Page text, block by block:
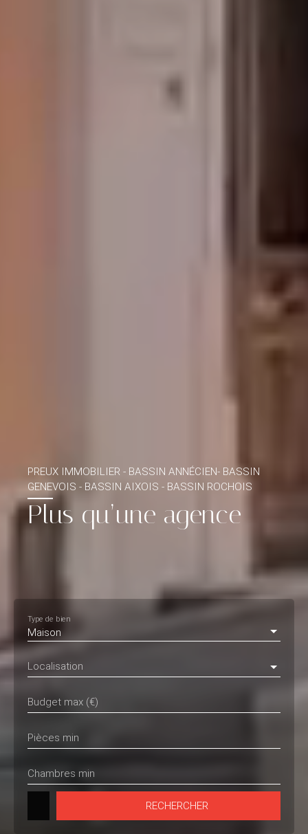
PREUX IMMOBILIER - BASSIN ANNÉCIEN- BASSIN
GENEVOIS - BASSIN AIXOIS - BASSIN ROCHOIS
Plus qu’une agence
Maison
Type de bien
Localisation
Budget max (€)
Pièces min
Chambres min
RECHERCHER